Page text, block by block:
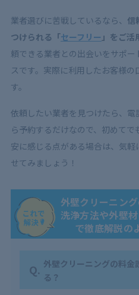
業者選びに苦戦しているなら、 信
つけられる「セーフリー 」をご活
頼できる業者との出会いをサポ
スです。実際に利用したお客様
す。
依頼したい業者を見つけたら、
ら予約するだけなので、初めて
安に感じる点がある場合は、気
せてみましょう！
外壁クリーニン
洗浄方法や外壁
で徹底解説の
Q. 外壁クリーニングの料金
る？